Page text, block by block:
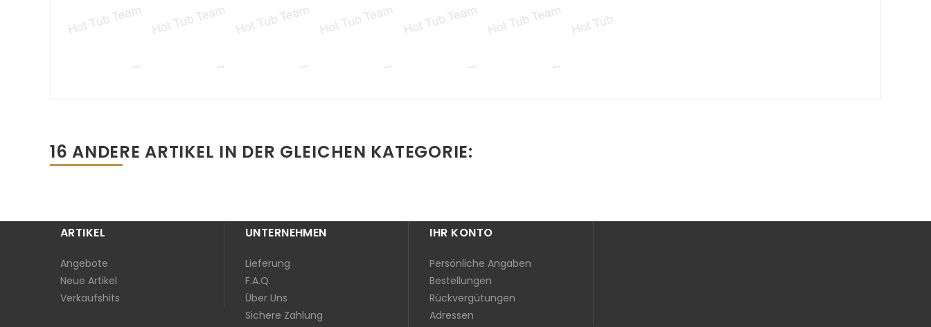
16 ANDERE ARTIKEL IN DER GLEICHEN KATEGORIE:
ARTIKEL
Angebote
Neue Artikel
Verkaufshits
UNTERNEHMEN
Lieferung
F.A.Q.
Über Uns
Sichere Zahlung
IHR KONTO
Persönliche Angaben
Bestellungen
Rückvergütungen
Adressen